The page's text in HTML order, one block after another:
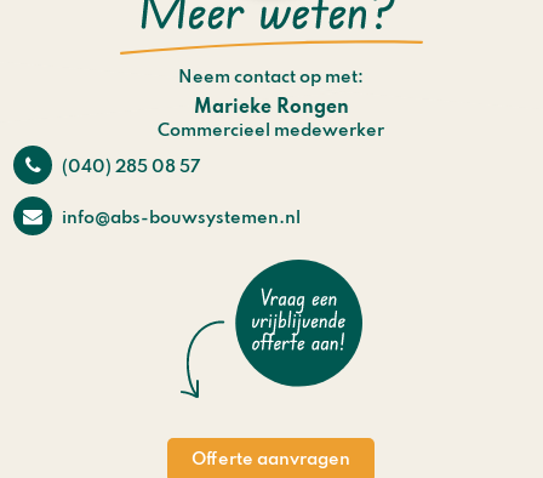
Neem contact op met:
Marieke Rongen
Commercieel medewerker
(040) 285 08 57
info@abs-bouwsystemen.nl
Offerte aanvragen